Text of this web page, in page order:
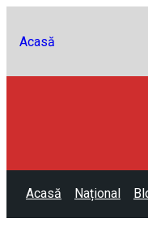
Acasă
Acasă Național